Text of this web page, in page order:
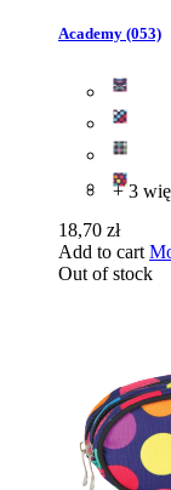
Academy (053)
+ 3
18,70 zł
Add to cart
Out of stock